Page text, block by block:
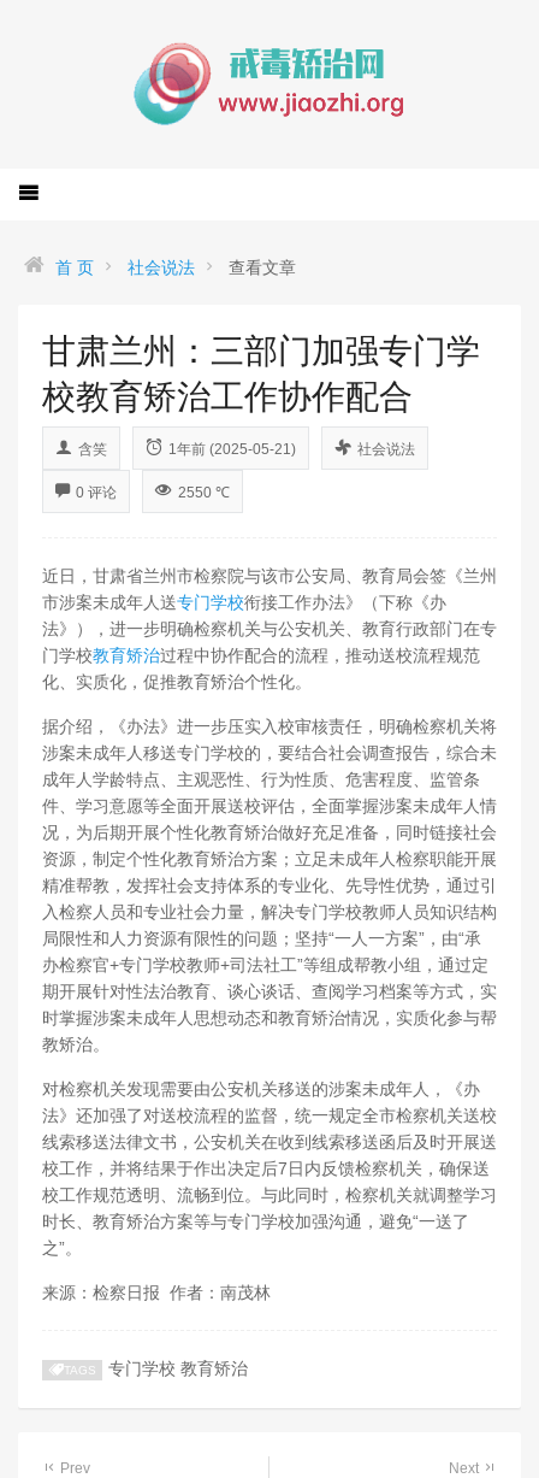
首 页 社会说法 查看文章
甘肃兰州：三部门加强专门学
校教育矫治工作协作配合
含笑 1年前 (2025-05-21) 社会说法
0 评论 2550 ℃
近日，甘肃省兰州市检察院与该市公安局、教育局会签《兰州
市涉案未成年人送专门学校衔接工作办法》（下称《办
法》），进一步明确检察机关与公安机关、教育行政部门在专
门学校教育矫治过程中协作配合的流程，推动送校流程规范
化、实质化，促推教育矫治个性化。
据介绍，《办法》进一步压实入校审核责任，明确检察机关将
涉案未成年人移送专门学校的，要结合社会调查报告，综合未
成年人学龄特点、主观恶性、行为性质、危害程度、监管条
件、学习意愿等全面开展送校评估，全面掌握涉案未成年人情
况，为后期开展个性化教育矫治做好充足准备，同时链接社会
资源，制定个性化教育矫治方案；立足未成年人检察职能开展
精准帮教，发挥社会支持体系的专业化、先导性优势，通过引
入检察人员和专业社会力量，解决专门学校教师人员知识结构
局限性和人力资源有限性的问题；坚持“一人一方案”，由“承
办检察官+专门学校教师+司法社工”等组成帮教小组，通过定
期开展针对性法治教育、谈心谈话、查阅学习档案等方式，实
时掌握涉案未成年人思想动态和教育矫治情况，实质化参与帮
教矫治。
对检察机关发现需要由公安机关移送的涉案未成年人，《办
法》还加强了对送校流程的监督，统一规定全市检察机关送校
线索移送法律文书，公安机关在收到线索移送函后及时开展送
校工作，并将结果于作出决定后7日内反馈检察机关，确保送
校工作规范透明、流畅到位。与此同时，检察机关就调整学习
时长、教育矫治方案等与专门学校加强沟通，避免“一送了
之”。
来源：检察日报 作者：南茂林
TAGS 专门学校 教育矫治
Prev Next